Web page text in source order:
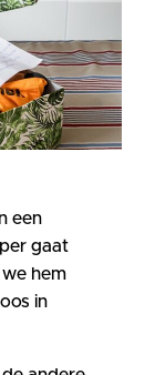
een
gaat
hem
in